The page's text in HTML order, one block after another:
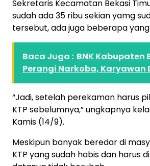
Sekretaris Kecamatan Bekasi
sudah ada 35 ribu sekian yamg
tersebut, ada juga beberapa
Baca Juga : BNK Kabupaten
Perangi Narkoba, Karyawan
“Jadi, setelah perekaman harus
KTP sebelumnya,” ungkapnya
Kamis (14/9).
Meskipun banyak beredar di
KTP yang sudah habis dan harus